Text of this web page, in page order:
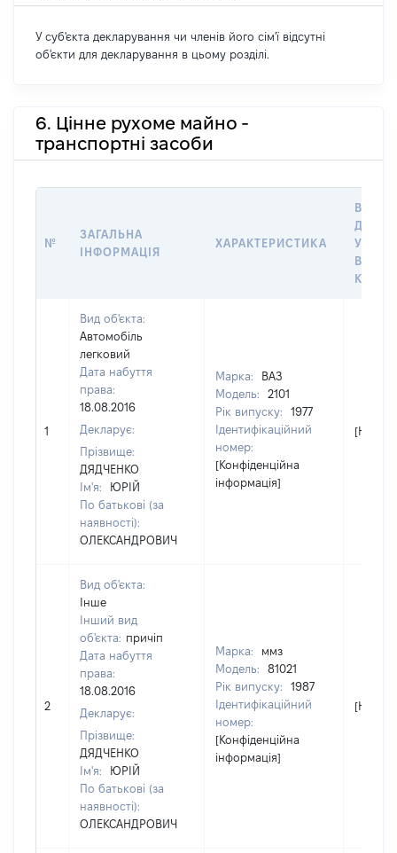
У суб'єкта декларування чи членів його сім'ї відсутні
об'єкти для декларування в цьому розділі.
6. Цінне рухоме майно -
транспортні засоби
№
ЗАГАЛЬНА
ІНФОРМАЦІЯ
ХАРАКТЕРИСТИКА
ДАТУ
У
1
Вид об'єкта:
Автомобіль
легковий
Дата набуття
права:
18.08.2016
Декларує:
Прізвище:
ДЯДЧЕНКО
Ім'я:
ЮРІЙ
По батькові (за
наявності):
ОЛЕКСАНДРОВИЧ
Марка:
ВАЗ
Модель:
2101
Рік випуску:
1977
Ідентифікаційний
номер:
[Конфіденційна
інформація]
[Не
2
Вид об'єкта:
Інше
Інший вид
об'єкта: причіп
Дата набуття
права:
18.08.2016
Декларує:
Прізвище:
ДЯДЧЕНКО
Ім'я:
ЮРІЙ
По батькові (за
наявності):
ОЛЕКСАНДРОВИЧ
Марка:
ммз
Модель:
81021
Рік випуску:
1987
Ідентифікаційний
номер:
[Конфіденційна
інформація]
[Не